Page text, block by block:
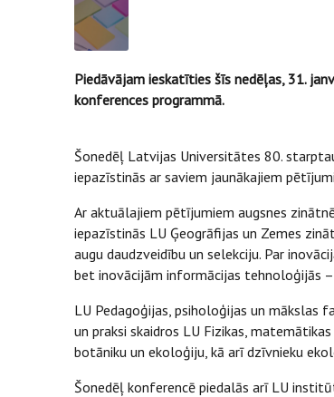
Piedāvājam ieskatīties šīs nedēļas, 31.
konferences programmā.
Šonedēļ Latvijas Universitātes 80.
iepazīstinās ar saviem jaunākajiem
Ar aktuālajiem pētījumiem augsnes
iepazīstinās LU Ģeogrāfijas un Zemes
augu daudzveidību un selekciju. Par
bet inovācijām informācijas tehnoloģijās
LU Pedagoģijas, psiholoģijas un
un praksi skaidros LU Fizikas,
botāniku un ekoloģiju, kā arī dzīvnieku
Šonedēļ konferencē piedalās arī LU